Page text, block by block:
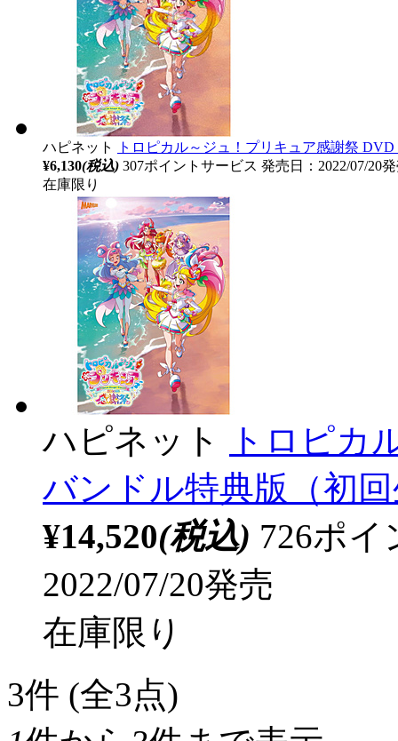
ハピネット
トロピカル～ジュ！プリキュア感謝祭 DVD
¥6,130(税込) 307ポイントサービス 発売日：2022/07/20
在庫限り
ハピネット
トロピカ
バンドル特典版（初
¥14,520(税込) 726ポ
2022/07/20発売
在庫限り
3件 (全3点)